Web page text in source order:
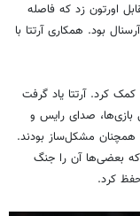
مهمی مقابل اورتون زد که فاصله
بود. همکاری آرتتا با
کمک کرد. آرتتا یاد گرفت
بازی‌ها، صدای رایس و
همچنان مشکل‌ساز بودند.
بعضی‌ها آن را جنگ
کرد.